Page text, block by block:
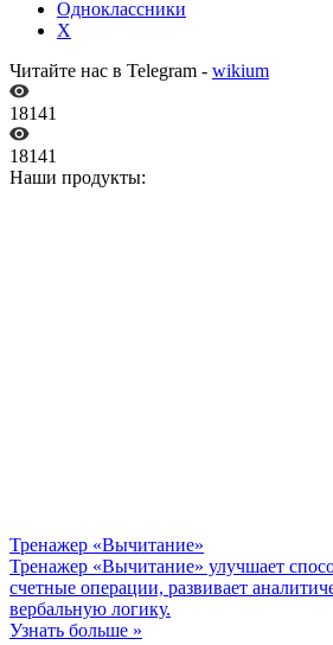
Одноклассники
X
Читайте нас в Telegram - wikium
18141
18141
Наши продукты:
Тренажер «Вычитание»
Тренажер «Вычитание» улучшает
счетные операции, развивает
вербальную логику.
Узнать больше »